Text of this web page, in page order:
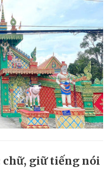
chữ, giữ tiếng nói